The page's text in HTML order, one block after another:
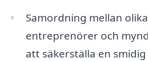
Samordning mellan olika
entreprenörer och
att säkerställa en smidig